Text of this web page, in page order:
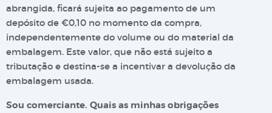
abrangida, ficará sujeita ao pagamento de um
depósito de €0,10 no momento da compra,
independentemente do volume ou do material da
embalagem. Este valor, que não está sujeito a
tributação e destina-se a incentivar a devolução da
embalagem usada.
Sou comerciante. Quais as minhas obrigações